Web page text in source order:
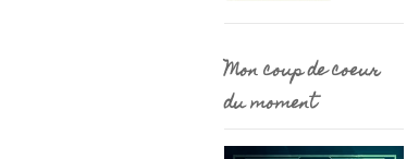
Mon coup de coeur
du moment